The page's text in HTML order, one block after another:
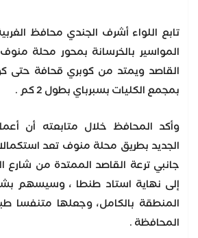
تابع اللواء أشرف الجندي محافظ
المواسير بالخرسانة بمحور محلة
القاصد ويمتد من كوبري قحافة حتى
بمجمع الكليات بسبرباي بطول 2 كم .
وأكد المحافظ خلال متابعته أن
الجديد بطريق محلة منوف تعد
جانبي ترعة القاصد الممتدة من شارع
إلى نهاية استاد طنطا ، وسيسهم
المنطقة بالكامل، وجعلها متنفسا
المحافظة .